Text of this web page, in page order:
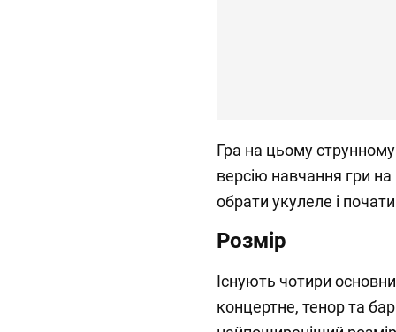
Гра на цьому
версію навчання гри на
обрати укулеле і
Розмір
Існують чотири
концертне, тенор та